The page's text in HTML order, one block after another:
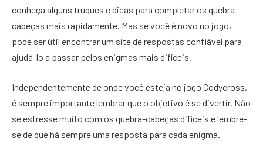
conheça alguns truques e dicas para completar os quebra-
cabeças mais rapidamente. Mas se você é novo no jogo,
pode ser útil encontrar um site de respostas confiável para
ajudá-lo a passar pelos enigmas mais difíceis.
Independentemente de onde você esteja no jogo Codycross,
é sempre importante lembrar que o objetivo é se divertir. Não
se estresse muito com os quebra-cabeças difíceis e lembre-
se de que há sempre uma resposta para cada enigma.